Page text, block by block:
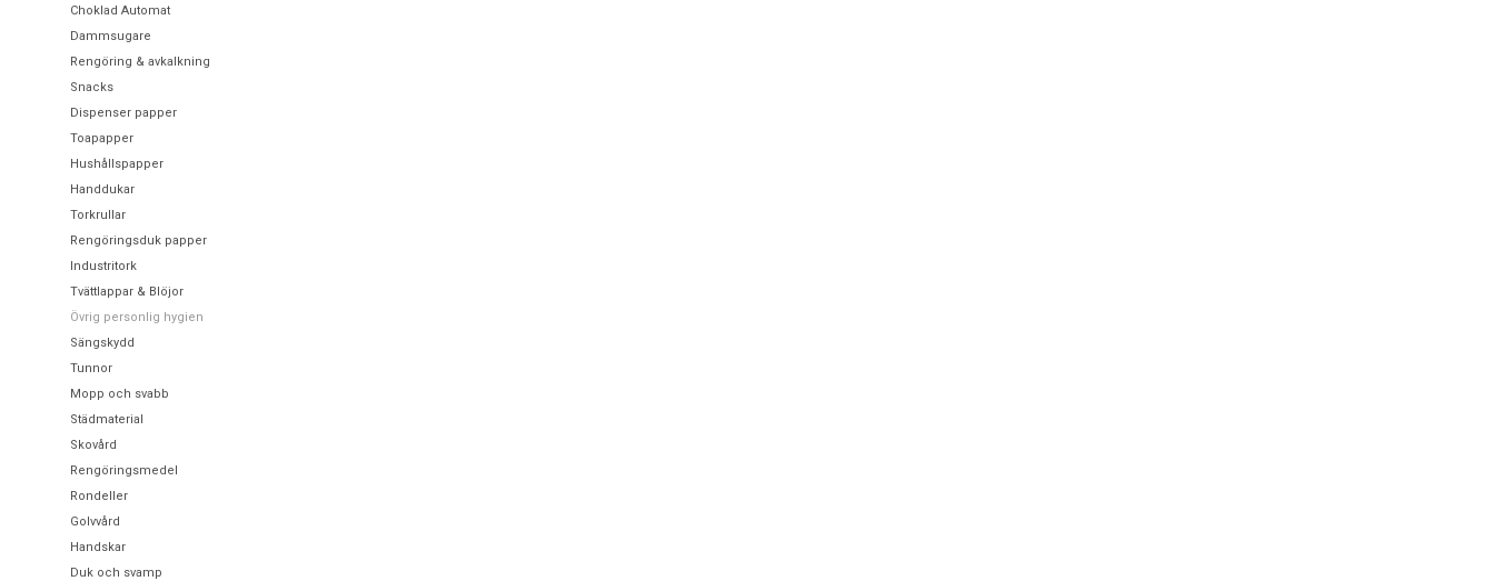
Choklad Automat
Dammsugare
Rengöring & avkalkning
Snacks
Dispenser papper
Toapapper
Hushållspapper
Handdukar
Torkrullar
Rengöringsduk papper
Industritork
Tvättlappar & Blöjor
Övrig personlig hygien
Sängskydd
Tunnor
Mopp och svabb
Städmaterial
Skovård
Rengöringsmedel
Rondeller
Golvvård
Handskar
Duk och svamp